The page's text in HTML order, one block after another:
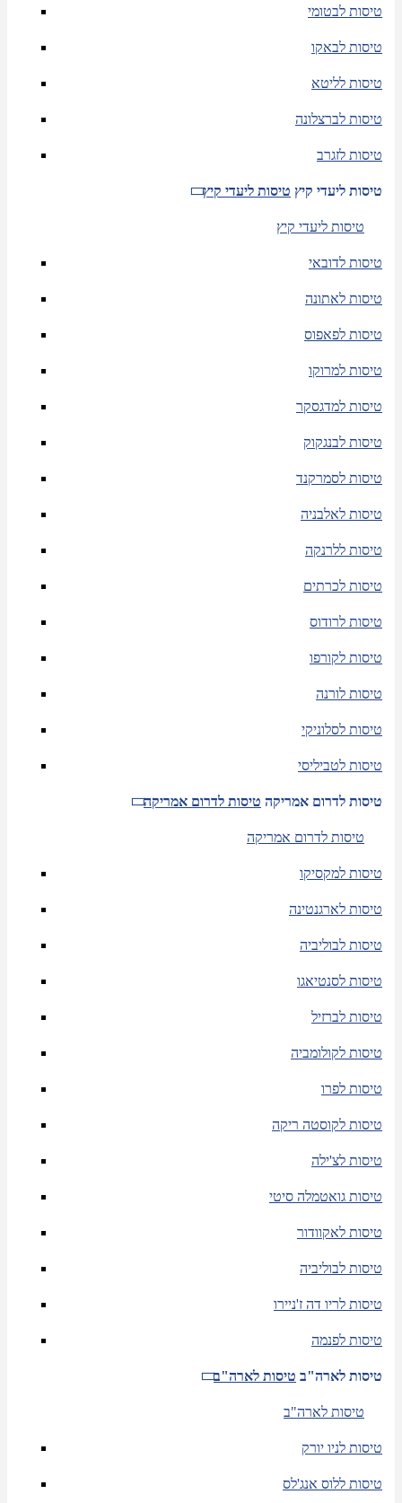
טיסות לבטומי
טיסות לבאקו
טיסות לליטא
טיסות לברצלונה
טיסות לזגרב
טיסות ליעדי קיץ טיסות ליעדי קיץ
טיסות ליעדי קיץ
טיסות לדובאי
טיסות לאתונה
טיסות לפאפוס
טיסות למרוקו
טיסות למדגסקר
טיסות לבנגקוק
טיסות לסמרקנד
טיסות לאלבניה
טיסות ללרנקה
טיסות לכרתים
טיסות לרודוס
טיסות לקורפו
טיסות לורנה
טיסות לסלוניקי
טיסות לטביליסי
טיסות לדרום אמריקה טיסות לדרום אמריקה
טיסות לדרום אמריקה
טיסות למקסיקו
טיסות לארגנטינה
טיסות לבוליביה
טיסות לסנטיאגו
טיסות לברזיל
טיסות לקולומביה
טיסות לפרו
טיסות לקוסטה ריקה
טיסות לצ'ילה
טיסות גואטמלה סיטי
טיסות לאקוודור
טיסות לבוליביה
טיסות לריו דה ז'ניירו
טיסות לפנמה
טיסות לארה"ב טיסות לארה"ב
טיסות לארה"ב
טיסות לניו יורק
טיסות ללוס אנג'לס